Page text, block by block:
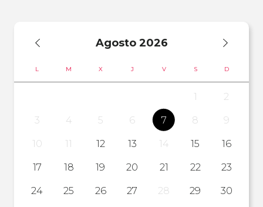
Agosto 2026
L M X J V S D
1
2
3
4 5 6 7 8
9
10
11 12 13 14 15
16
17
18 19 20 21 22
23
24
25 26 27 28 29
30